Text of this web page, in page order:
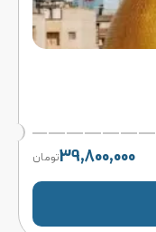
39,800,000تومان